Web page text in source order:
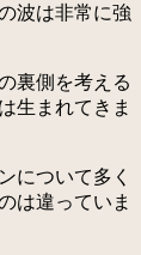
波は非常に強
裏側を考える
生まれてきま
について多く
は違っていま